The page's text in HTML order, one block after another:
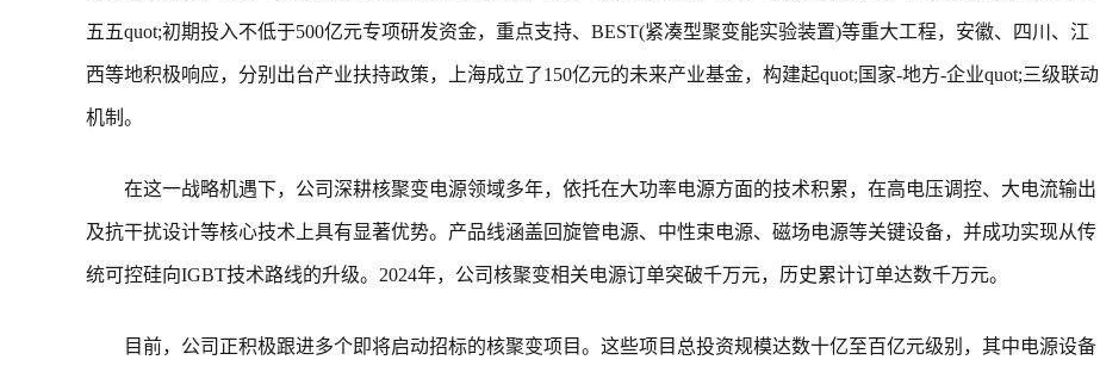
五五quot;初期投入不低于500亿元专项研发资金，重点支持、BEST(紧凑型聚变能实验装置)等重大工程，安徽、四川、江
西等地积极响应，分别出台产业扶持政策，上海成立了150亿元的未来产业基金，构建起quot;国家-地方-企业quot;三级联动
机制。
在这一战略机遇下，公司深耕核聚变电源领域多年，依托在大功率电源方面的技术积累，在高电压调控、大电流输出
及抗干扰设计等核心技术上具有显著优势。产品线涵盖回旋管电源、中性束电源、磁场电源等关键设备，并成功实现从传
统可控硅向IGBT技术路线的升级。2024年，公司核聚变相关电源订单突破千万元，历史累计订单达数千万元。
目前，公司正积极跟进多个即将启动招标的核聚变项目。这些项目总投资规模达数十亿至百亿元级别，其中电源设备